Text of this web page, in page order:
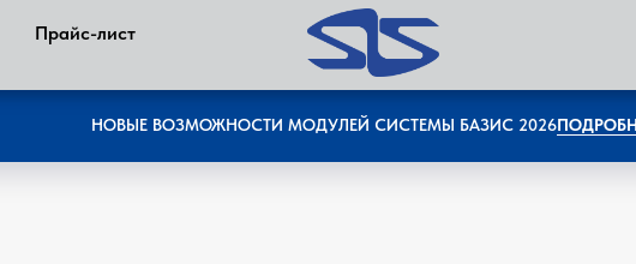
Прайс-лист
НОВЫЕ ВОЗМОЖНОСТИ МОДУЛЕЙ СИСТЕМЫ БАЗИС 2026